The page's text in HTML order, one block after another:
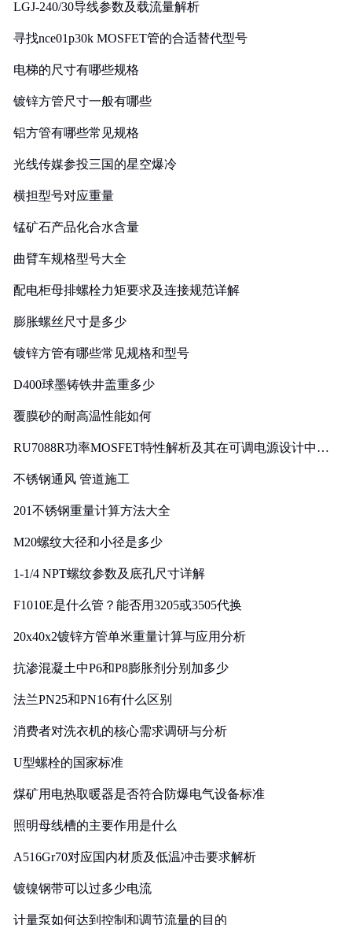
LGJ-240/30导线参数及载流量解析
寻找nce01p30k MOSFET管的合适替代型号
电梯的尺寸有哪些规格
镀锌方管尺寸一般有哪些
铝方管有哪些常见规格
光线传媒参投三国的星空爆冷
横担型号对应重量
锰矿石产品化合水含量
曲臂车规格型号大全
配电柜母排螺栓力矩要求及连接规范详解
膨胀螺丝尺寸是多少
镀锌方管有哪些常见规格和型号
D400球墨铸铁井盖重多少
覆膜砂的耐高温性能如何
RU7088R功率MOSFET特性解析及其在可调电源设计中的
不锈钢通风 管道施工
201不锈钢重量计算方法大全
M20螺纹大径和小径是多少
1-1/4 NPT螺纹参数及底孔尺寸详解
F1010E是什么管？能否用3205或3505代换
20x40x2镀锌方管单米重量计算与应用分析
抗渗混凝土中P6和P8膨胀剂分别加多少
法兰PN25和PN16有什么区别
消费者对洗衣机的核心需求调研与分析
U型螺栓的国家标准
煤矿用电热取暖器是否符合防爆电气设备标准
照明母线槽的主要作用是什么
A516Gr70对应国内材质及低温冲击要求解析
镀镍钢带可以过多少电流
计量泵如何达到控制和调节流量的目的